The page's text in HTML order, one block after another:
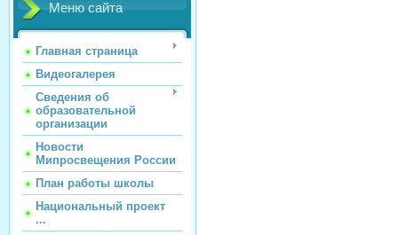
Меню сайта
Главная страница
Видеогалерея
Сведения об
образовательной
организации
Новости
Мипросвещения России
План работы школы
Национальный проект
...